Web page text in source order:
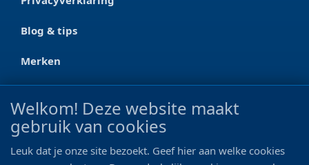
Blog & tips
Merken
CONTACT
Ootmarsumseweg 125a
Welkom! Deze website maakt
gebruik van cookies
Leuk dat je onze site bezoekt. Geef hier aan welke cookies